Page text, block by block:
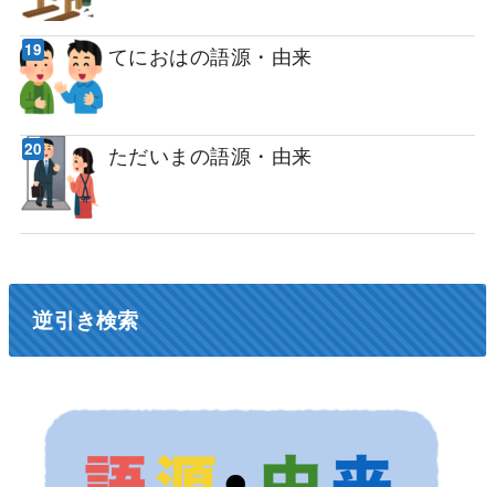
てにおはの語源・由来
ただいまの語源・由来
逆引き検索